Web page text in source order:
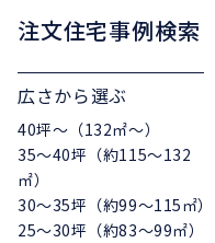
注文住宅事例検索
広さから選ぶ
40坪〜（132㎡〜）
35〜40坪（約115〜132
㎡）
30〜35坪（約99〜115㎡）
25〜30坪（約83〜99㎡）